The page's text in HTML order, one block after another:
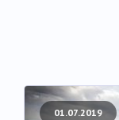
01.07.2019